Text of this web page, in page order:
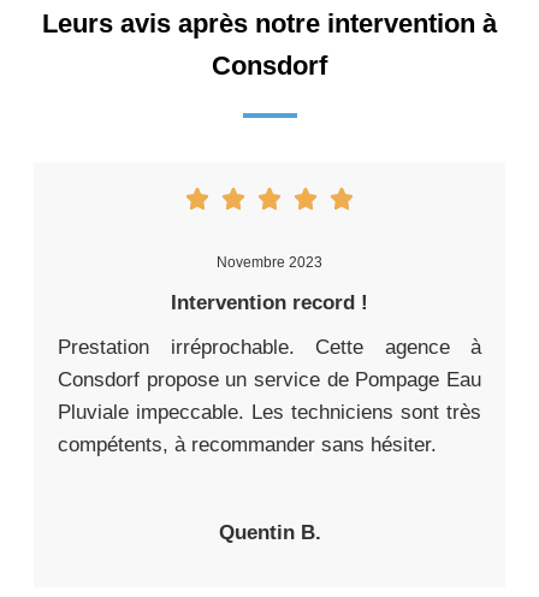
Leurs avis après notre intervention à
Consdorf
Novembre 2023
Intervention record !
Prestation irréprochable. Cette agence à
Consdorf propose un service de Pompage Eau
Pluviale impeccable. Les techniciens sont très
compétents, à recommander sans hésiter.
Quentin B.